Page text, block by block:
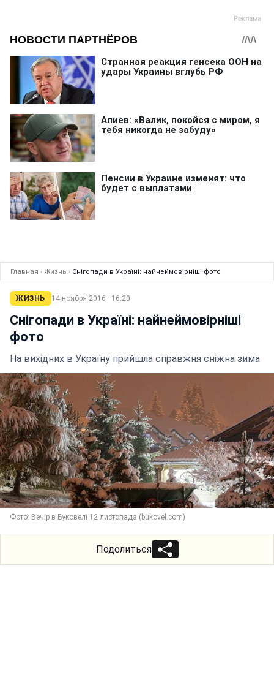
Главная › Жизнь › Снігопади в Україні: найнеймовірніші фото
ЖИЗНЬ 14 ноября 2016 · 16:20
Снігопади в Україні: найнеймовірніші
фото
На вихідних в Україну прийшла справжня сніжна зима
Фото: Вечір в Буковелі 12 листопада (bukovel.com)
Поделиться